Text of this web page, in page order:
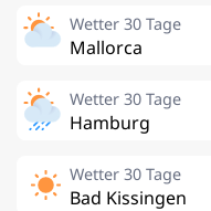
Wetter 30 Tage
Mallorca
Wetter 30 Tage
Hamburg
Wetter 30 Tage
Bad Kissingen